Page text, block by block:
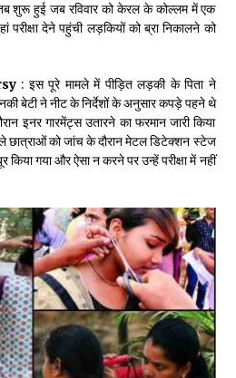
The Day 9 May
शुरू हुई जब रविवार को केरल के कोल्लम में एक
परीक्षा देने पहुंची लड़कियों को ब्रा निकालने को
: इस पूरे मामले में पीड़ित लड़की के पिता ने
बेटी ने नीट के निर्देशों के अनुसार कपड़े पहने थे
इनर गारमेंट्स उतारने का फरमान जारी किया
छात्राओं को जांच के दौरान मेटल डिटेक्शन स्टेज
गया और ऐसा न करने पर उन्हें परीक्षा में नहीं